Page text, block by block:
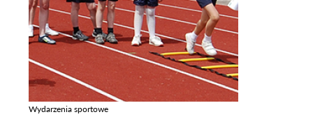
Wydarzenia sportowe